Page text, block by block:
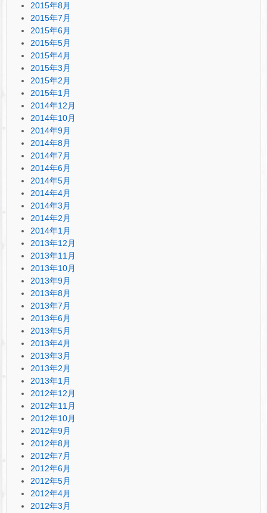
2015年8月
2015年7月
2015年6月
2015年5月
2015年4月
2015年3月
2015年2月
2015年1月
2014年12月
2014年10月
2014年9月
2014年8月
2014年7月
2014年6月
2014年5月
2014年4月
2014年3月
2014年2月
2014年1月
2013年12月
2013年11月
2013年10月
2013年9月
2013年8月
2013年7月
2013年6月
2013年5月
2013年4月
2013年3月
2013年2月
2013年1月
2012年12月
2012年11月
2012年10月
2012年9月
2012年8月
2012年7月
2012年6月
2012年5月
2012年4月
2012年3月